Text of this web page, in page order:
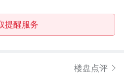
提醒服务
楼盘点评